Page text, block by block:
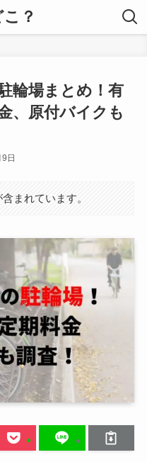
？
輪場まとめ！有
、原付バイクも
日
まれています。